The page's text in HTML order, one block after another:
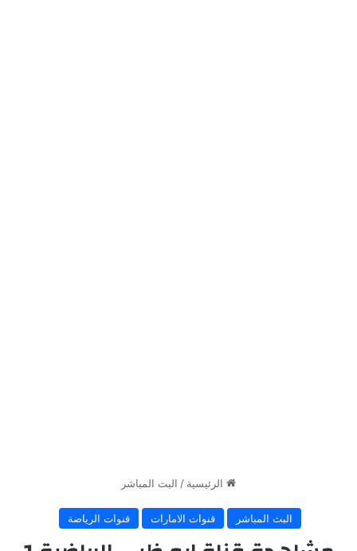
الرئيسية / البث المباشر
البث المباشر قنوات الامارات قنوات الرياضة